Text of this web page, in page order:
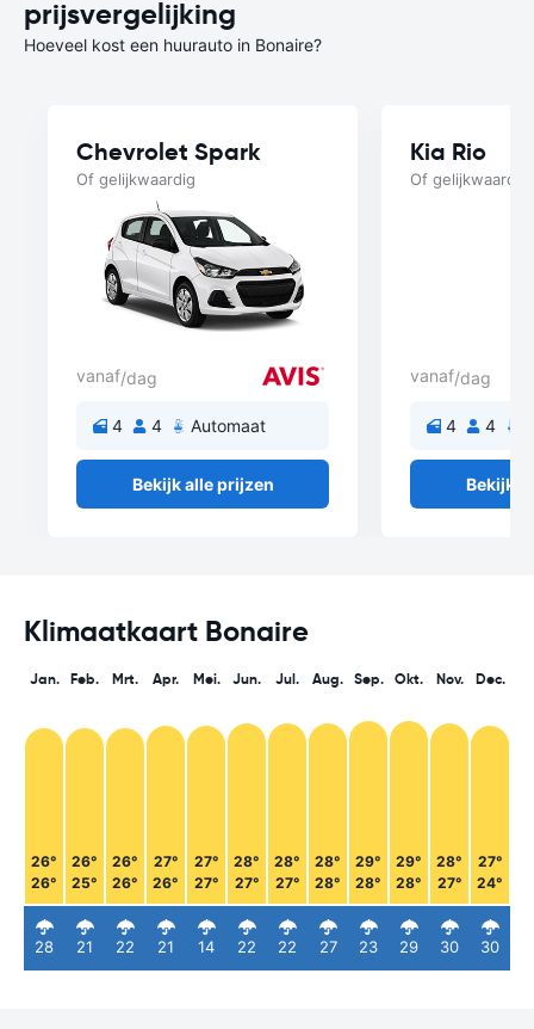
prijsvergelijking
Hoeveel kost een huurauto in Bonaire?
Chevrolet Spark
Of gelijkwaardig
vanaf/dag
4 4 Automaat
Bekijk alle prijzen
Kia Rio
Of gelijkwaardig
vanaf/dag
4 4
Bekijk
Klimaatkaart Bonaire
Jan.
26°
26°
28
Feb.
26°
25°
21
Mrt.
26°
26°
22
Apr.
27°
26°
21
Mei.
27°
27°
14
Jun.
28°
27°
22
Jul.
28°
27°
22
Aug.
28°
28°
27
Sep.
29°
28°
23
Okt.
29°
28°
29
Nov.
28°
27°
30
Dec.
27°
24°
30